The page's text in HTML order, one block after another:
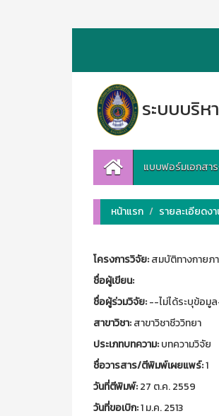
ระบบบริ
แบบฟอร์มเอกสา
หน้าแรก รายละเอียด
โครงการวิจัย:สมบัติทางกายภ
ชื่อผู้เขียน:
ชื่อผู้ร่วมวิจัย:--ไม่ได้ระบุข้อมู
สาขาวิชา:สาขาวิชาชีววิทยา
ประเภทบทความ:บทความวิจัย
ชื่อวารสาร/ตีพิมพ์เผยแพร์:1
วันที่ตีพิมพ์:27 ต.ค. 2559
วันที่ขอเบิก:1 ม.ค. 2513